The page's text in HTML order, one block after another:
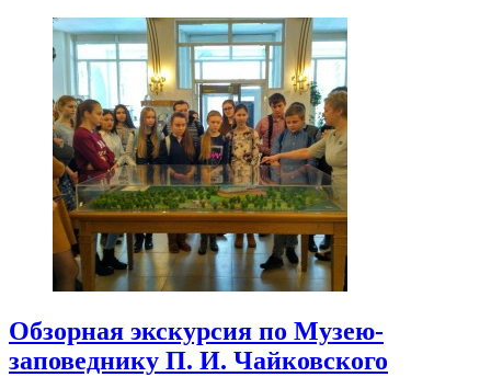
Обзорная экскурсия по Музею-
заповеднику П. И. Чайковского